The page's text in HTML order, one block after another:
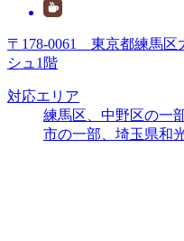
〒178-0061 東京都練馬
シュ1階
対応エリア
練馬区、中野区の一
市の一部、埼玉県和